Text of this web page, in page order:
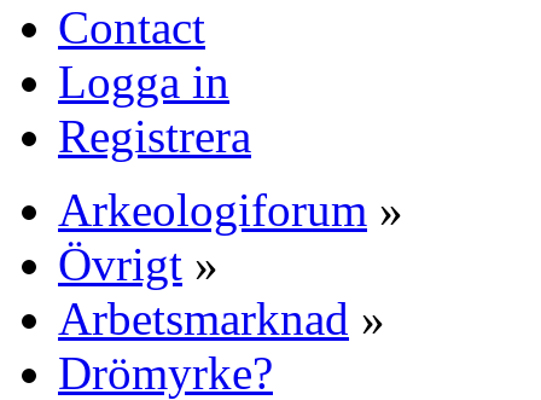
Contact
Logga in
Registrera
Arkeologiforum »
Övrigt »
Arbetsmarknad »
Drömyrke?